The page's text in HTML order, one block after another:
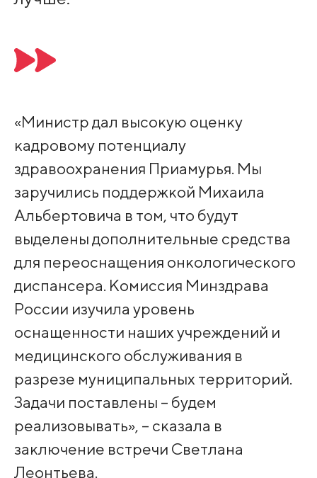
«Министр дал высокую оценку
кадровому потенциалу
здравоохранения Приамурья. Мы
заручились поддержкой Михаила
Альбертовича в том, что будут
выделены дополнительные средства
для переоснащения онкологического
диспансера. Комиссия Минздрава
России изучила уровень
оснащенности наших учреждений и
медицинского обслуживания в
разрезе муниципальных территорий.
Задачи поставлены – будем
реализовывать», – сказала в
заключение встречи Светлана
Леонтьева.